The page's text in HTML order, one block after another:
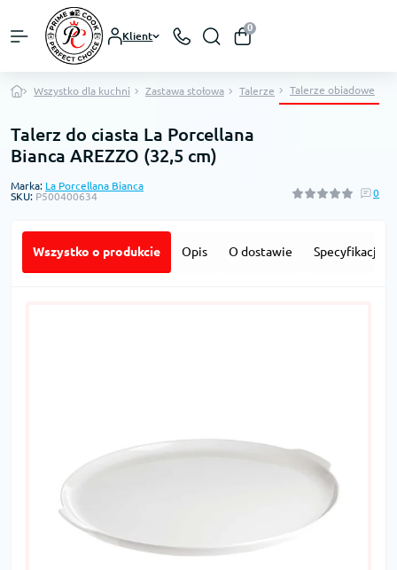
Klient
0
Wszystko dla kuchni Zastawa stołowa Talerze Talerze obiadowe
Talerz do ciasta La Porcellana
Bianca AREZZO (32,5 cm)
Marka: La Porcellana Bianca
SKU: P500400634 0
Wszystko o produkcie Opis O dostawie Specyfikacja